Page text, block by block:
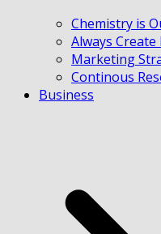
Chemistry is
Always
Marketing
Continous
Business